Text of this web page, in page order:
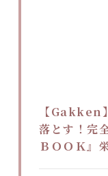
【Gakken
落とす！完
ＢＯＯＫ』